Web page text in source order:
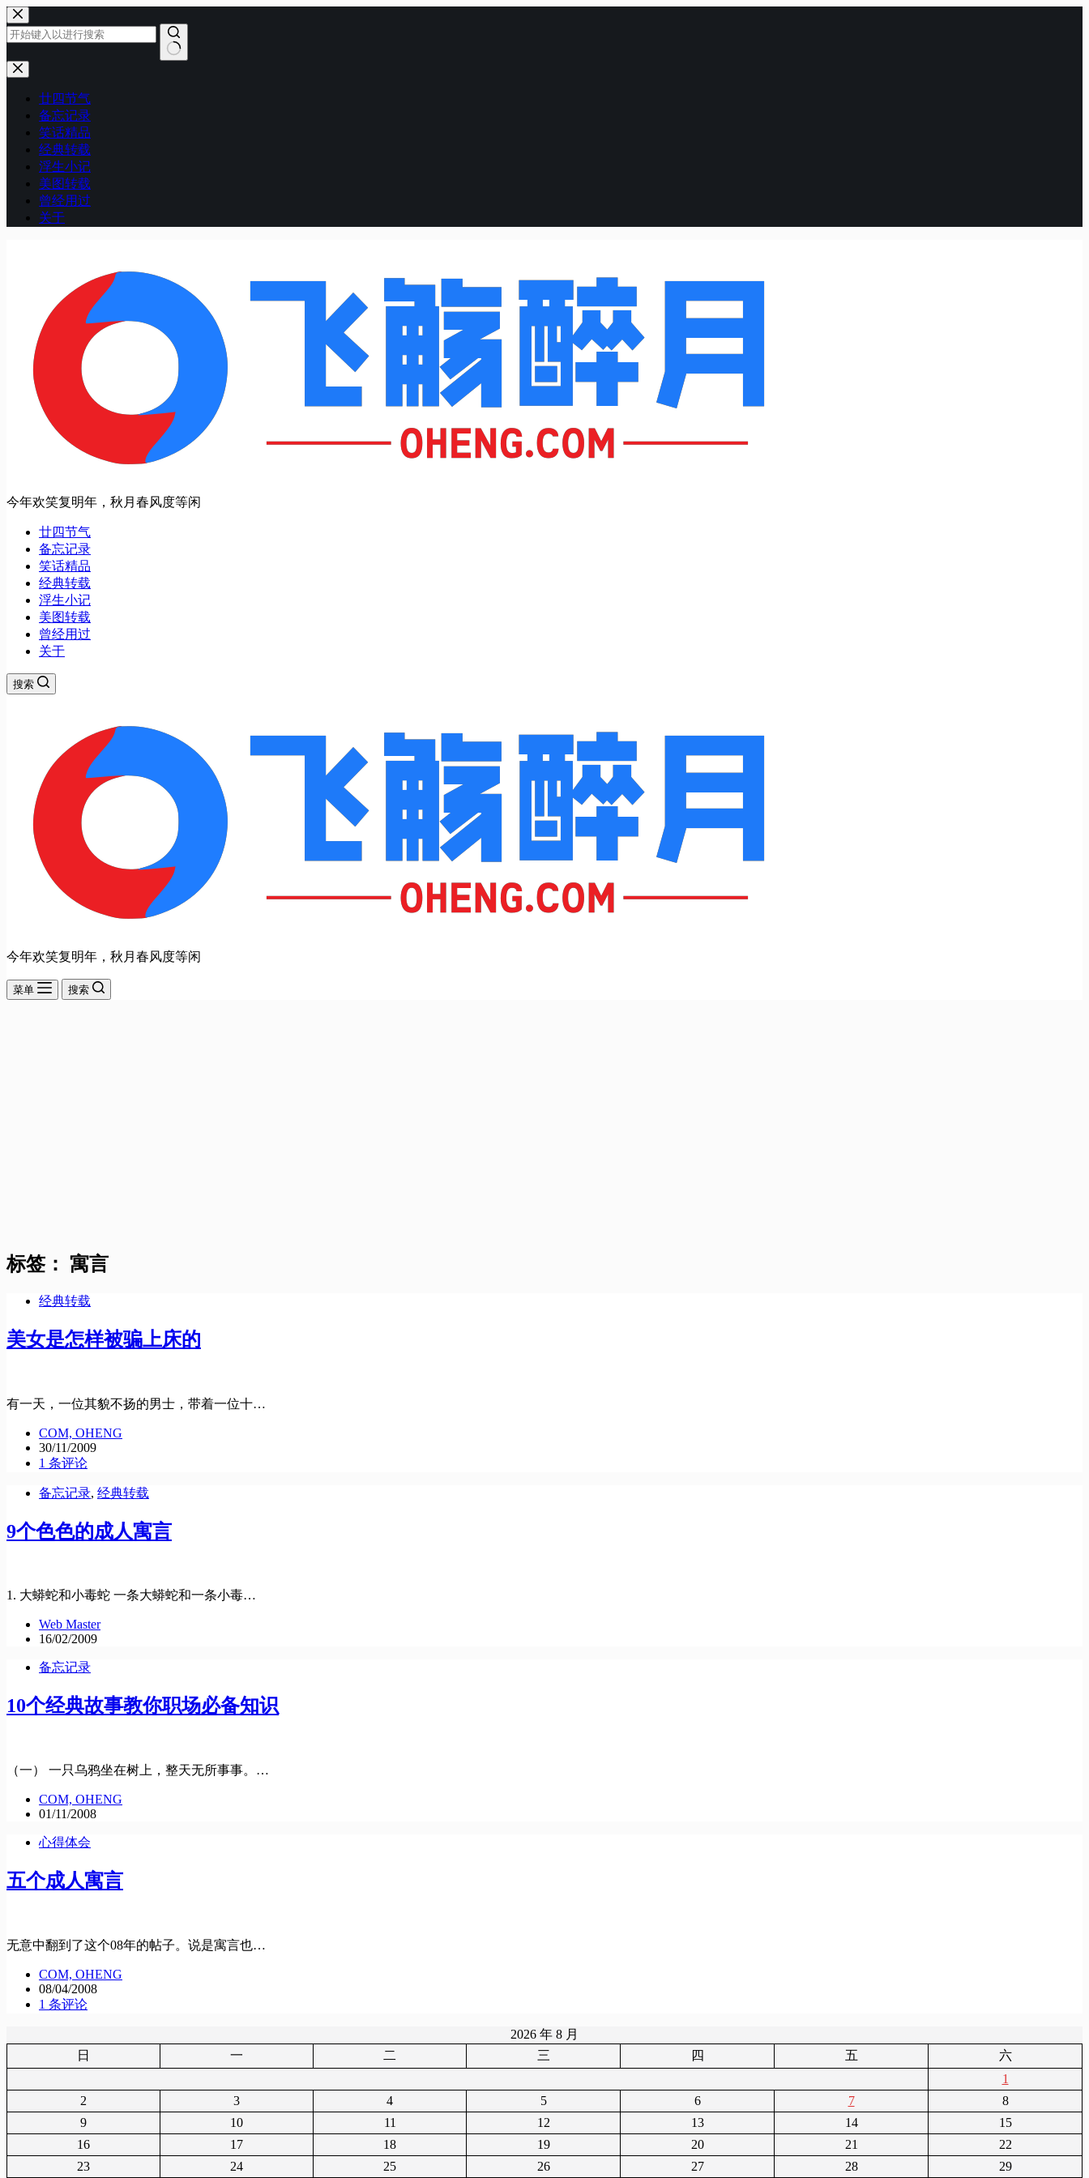
跳
至
内
容
无
廿四节气
备忘记录
笑话精品
经典转载
浮生小记
美图转载
曾经用过
关于
今年欢笑复明年，秋月春风度等闲
廿四节气
备忘记录
笑话精品
经典转载
浮生小记
美图转载
曾经用过
关于
搜索
今年欢笑复明年，秋月春风度等闲
菜单 搜索
标签： 寓言
经典转载
美女是怎样被骗上床的
有一天，一位其貌不扬的男士，带着一位十…
COM, OHENG
30/11/2009
1 条评论
备忘记录, 经典转载
9个色色的成人寓言
1. 大蟒蛇和小毒蛇 一条大蟒蛇和一条小毒…
Web Master
16/02/2009
备忘记录
10个经典故事教你职场必备知识
（一） 一只乌鸦坐在树上，整天无所事事。…
COM, OHENG
01/11/2008
心得体会
五个成人寓言
无意中翻到了这个08年的帖子。说是寓言也…
COM, OHENG
08/04/2008
1 条评论
2026 年 8 月
日
一 二 三 四 五
六
1
2
3 4 5 6 7
8
9
10 11 12 13 14
15
16
17 18 19 20 21
22
23
24 25 26 27 28 29